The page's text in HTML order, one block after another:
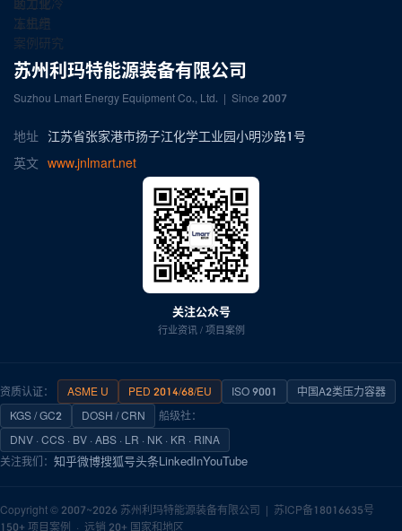
苏州利玛特能源装备有限公司
Suzhou Lmart Energy Equipment Co., Ltd. | Since 2007
地址 江苏省张家港市扬子江化学工业园小明沙路1号
英文 www.jnlmart.net
关注公众号
行业资讯 / 项目案例
资质认证： ASME U PED 2014/68/EU ISO 9001
中国A2类压力容器
KGS / GC2
DOSH / CRN
船级社：
DNV · CCS · BV · ABS · LR · NK · KR · RINA
关注我们： 知乎微博搜狐号头条LinkedInYouTube
Copyright © 2007~2026 苏州利玛特能源装备有限公司 | 苏ICP备18016635号
150+ 项目案例 · 远销 20+ 国家和地区